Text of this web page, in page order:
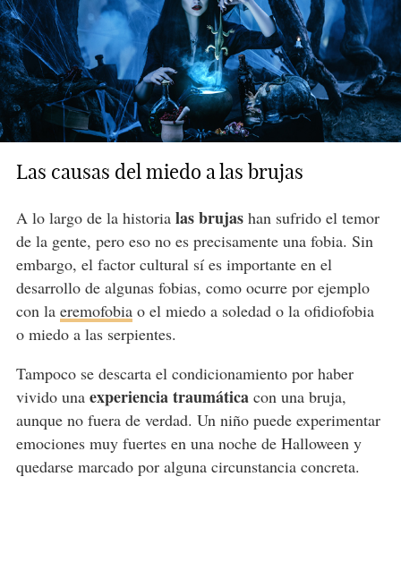
Las causas del miedo a las brujas
A lo largo de la historia las brujashan sufrido el temor
de la gente, pero eso no es precisamente una fobia. Sin
embargo, el factor cultural sí es importante en el
desarrollo de algunas fobias, como ocurre por ejemplo
con la eremofobiao el miedo a soledad o la ofidiofobia
o miedo a las serpientes.
Tampoco se descarta el condicionamiento por haber
vivido una experiencia traumáticacon una bruja,
aunque no fuera de verdad. Un niño puede experimentar
emociones muy fuertes en una noche de Halloween y
quedarse marcado por alguna circunstancia concreta.